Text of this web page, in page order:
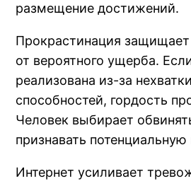
размещение достижений.
Прокрастинация
от вероятного ущерба.
реализована из-за
способностей, гордость
Человек выбирает
признавать
Интернет усиливает